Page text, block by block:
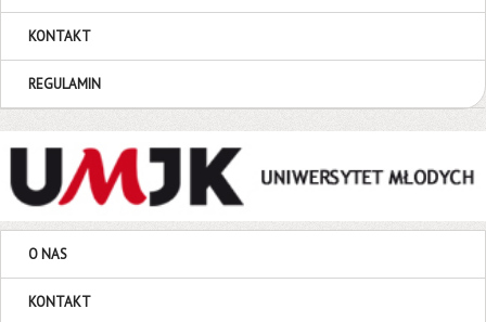
KONTAKT
REGULAMIN
O NAS
KONTAKT